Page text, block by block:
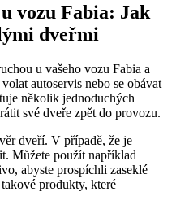
vozu Fabia: Jak
dveřmi
u vašeho vozu Fabia a
autoservis nebo se obávat
několik jednoduchých
své dveře zpět do provozu.
dveří. V případě, že je
Můžete použít například
abyste prospíchli zaseklé
produkty, které